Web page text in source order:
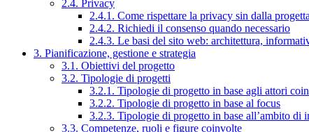
2.4. Privacy
2.4.1. Come rispettare la privacy sin dalla
2.4.2. Richiedi il consenso quando necessario
2.4.3. Le basi del sito web: architettura,
3. Pianificazione, gestione e strategia
3.1. Obiettivi del progetto
3.2. Tipologie di progetti
3.2.1. Tipologie di progetto in base agli attori
3.2.2. Tipologie di progetto in base al focus
3.2.3. Tipologie di progetto in base all’ambito di
3.3. Competenze, ruoli e figure coinvolte